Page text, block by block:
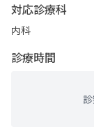
対応診療科
内科
診療時間